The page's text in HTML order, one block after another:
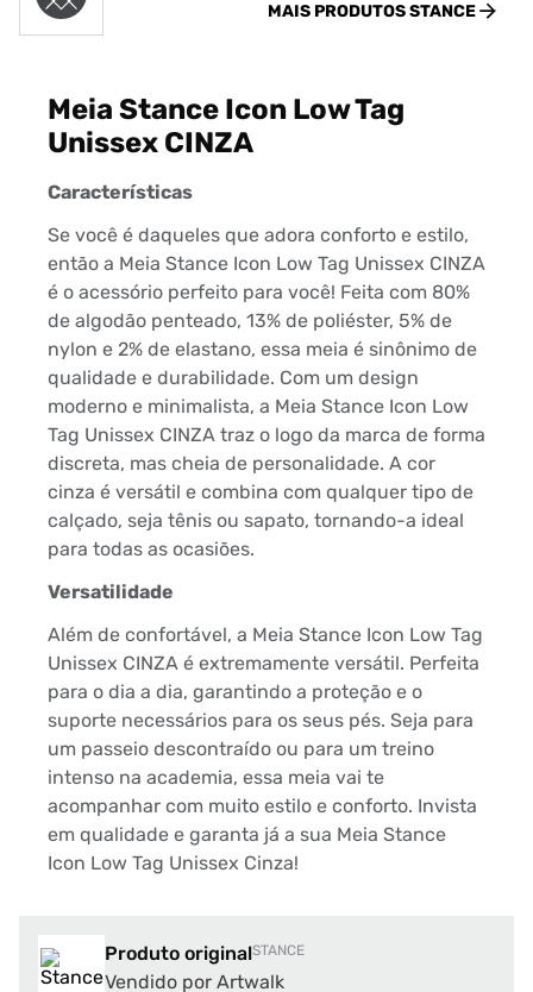
MAIS PRODUTOSSTANCE
Meia Stance Icon Low Tag
Unissex CINZA
Características
Se você é daqueles que adora conforto e estilo,
então a Meia Stance Icon Low Tag Unissex CINZA
é o acessório perfeito para você! Feita com 80%
de algodão penteado, 13% de poliéster, 5% de
nylon e 2% de elastano, essa meia é sinônimo de
qualidade e durabilidade. Com um design
moderno e minimalista, a Meia Stance Icon Low
Tag Unissex CINZA traz o logo da marca de forma
discreta, mas cheia de personalidade. A cor
cinza é versátil e combina com qualquer tipo de
calçado, seja tênis ou sapato, tornando-a ideal
para todas as ocasiões.
Versatilidade
Além de confortável, a Meia Stance Icon Low Tag
Unissex CINZA é extremamente versátil. Perfeita
para o dia a dia, garantindo a proteção e o
suporte necessários para os seus pés. Seja para
um passeio descontraído ou para um treino
intenso na academia, essa meia vai te
acompanhar com muito estilo e conforto. Invista
em qualidade e garanta já a sua Meia Stance
Icon Low Tag Unissex Cinza!
Produto originalSTANCE
Vendido por Artwalk